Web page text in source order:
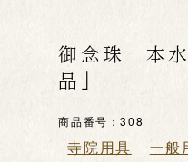
御念珠 本
品」
商品番号：308
寺院用具 一般